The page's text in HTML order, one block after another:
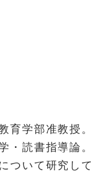
育学部准教授
・読書指導論
ついて研究し